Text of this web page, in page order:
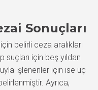
Sonuçları
belirli ceza aralıkları
için beş yıldan
işlenenler için ise üç
Ayrıca,